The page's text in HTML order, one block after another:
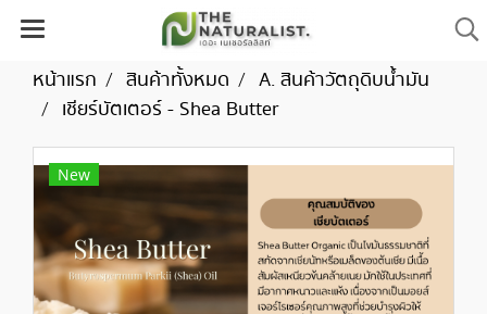
หน้าแรก สินค้าทั้งหมด
A. สินค้าวัตถุดิบน้ำมัน
เชียร์บัตเตอร์ - Shea Butter
New